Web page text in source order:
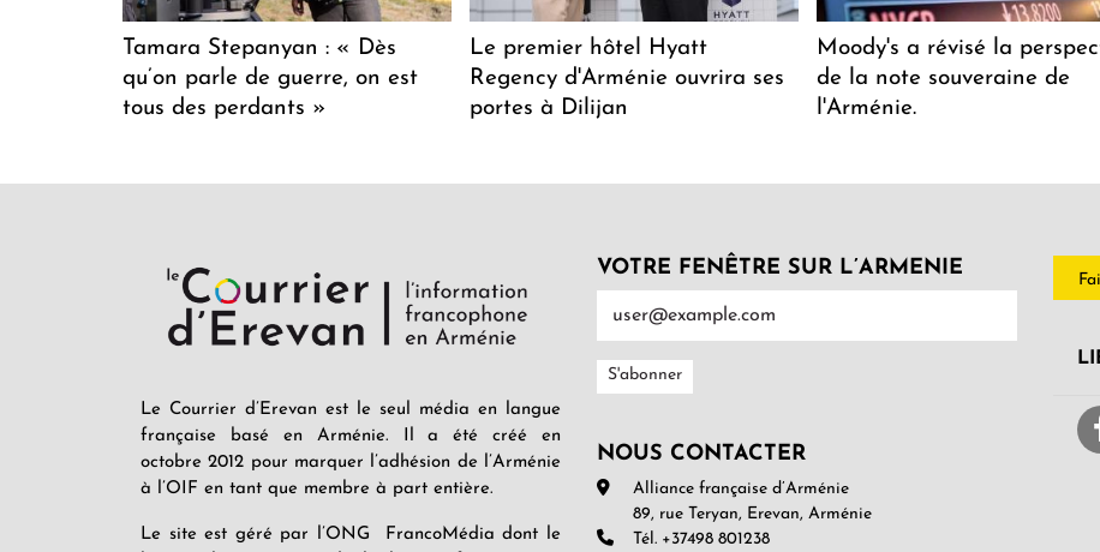
Tamara Stepanyan : « Dès
qu’on parle de guerre, on est
tous des perdants »
Le premier hôtel Hyatt
Regency d'Arménie ouvrira ses
portes à Dilijan
Moody's a révisé la
de la note souveraine de
l'Arménie.
Le Courrier d’Erevan est le seul média en langue
française basé en Arménie. Il a été créé en
octobre 2012 pour marquer l’adhésion de l’Arménie
à l’OIF en tant que membre à part entière.
Le site est géré par l’ONG FrancoMédia dont le
VOTRE FENÊTRE SUR L’ARMENIE
NOUS CONTACTER
Alliance française d’Arménie
89, rue Teryan, Erevan, Arménie
Tél. +37498 801238